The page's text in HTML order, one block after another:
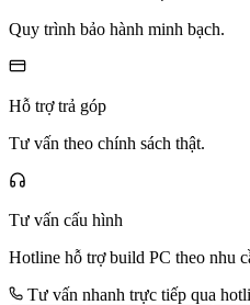
Quy trình bảo hành minh bạch.
Hỗ trợ trả góp
Tư vấn theo chính sách thật.
Tư vấn cấu hình
Hotline hỗ trợ build PC theo nhu
Tư vấn nhanh trực tiếp qua